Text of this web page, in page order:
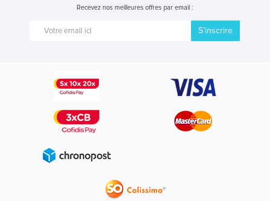
Recevez nos meilleures offres par email :
S’inscrire